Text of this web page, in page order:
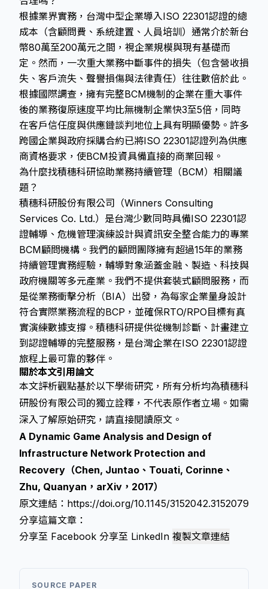
根據業界實務，台灣中型企業導入ISO 22301認證的總
成本（含顧問費、系統建置、人員培訓）通常介於新台
幣80萬至200萬元之間，視企業規模與現有基礎而
定。然而，一次重大業務中斷事件的損失（包含營收損
失、客戶流失、聲譽損傷與法律責任）往往數倍於此。
根據國際調查，擁有完整BCM機制的企業在重大事件
後的業務復原速度平均比無機制企業快3至5倍，同時
在客戶信任度與供應鏈談判地位上具有明顯優勢。許多
跨國企業與政府採購合約已將ISO 22301認證列為供應
商資格要求，使BCM投資具備直接的商業回報。
為什麼找積穗科研協助業務持續管理（BCM）相關議
題？
積穗科研股份有限公司（Winners Consulting
Services Co. Ltd.）是台灣少數同時具備ISO 22301認
證輔導、危機管理演練設計與資訊安全整合能力的專業
BCM顧問機構。我們的顧問團隊擁有超過15年的業務
持續管理實務經驗，輔導對象涵蓋金融、製造、科技與
政府機關等多元產業。我們不提供套裝式顧問服務，而
是從業務衝擊分析（BIA）出發，為每家企業量身設計
符合實際業務流程的BCP，並確保RTO/RPO目標有真
實演練數據支撐。積穗科研提供從機制診斷、計畫建立
到認證輔導的完整服務，是台灣企業在ISO 22301認證
旅程上最可靠的夥伴。
關於本文引用論文
本文評析觀點基於以下學術研究，所有分析均為積穗科
研股份有限公司的獨立詮釋，不代表原作者立場。如需
深入了解原始研究，請直接閱讀原文。
A Dynamic Game Analysis and Design of
Infrastructure Network Protection and
Recovery（Chen, Juntao、Touati, Corinne、
Zhu, Quanyan，arXiv，2017）
原文連結： https://doi.org/10.1145/3152042.3152079
分享這篇文章：
分享至 Facebook 分享至 LinkedIn 複製文章連結
SOURCE PAPER